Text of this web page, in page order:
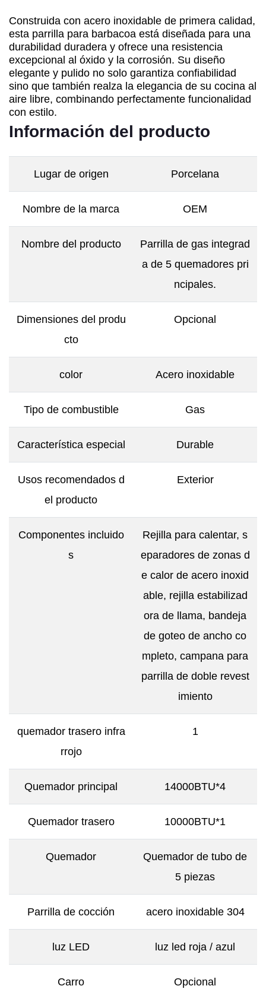
Construida con acero inoxidable de primera calidad,
esta parrilla para barbacoa está diseñada para una
durabilidad duradera y ofrece una resistencia
excepcional al óxido y la corrosión. Su diseño
elegante y pulido no solo garantiza confiabilidad
sino que también realza la elegancia de su cocina al
aire libre, combinando perfectamente funcionalidad
con estilo.
Información del producto
Lugar de origen Porcelana
Nombre de la marca OEM
Nombre del producto
Parrilla de gas integrad
a de 5 quemadores pri
ncipales.
Dimensiones del produ
cto
Opcional
color Acero inoxidable
Tipo de combustible Gas
Característica especial Durable
Usos recomendados d
el producto
Exterior
Componentes incluido
s
Rejilla para calentar, s
eparadores de zonas d
e calor de acero inoxid
able, rejilla estabilizad
ora de llama, bandeja
de goteo de ancho co
mpleto, campana para
parrilla de doble revest
imiento
quemador trasero infra
rrojo
1
Quemador principal 14000BTU*4
Quemador trasero 10000BTU*1
Quemador
Quemador de tubo de
5 piezas
Parrilla de cocción acero inoxidable 304
luz LED luz led roja / azul
Carro Opcional